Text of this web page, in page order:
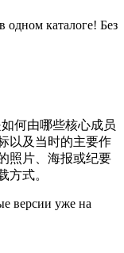
одном каталоге! Без
何由哪些核心成员
以及当时的主要作
照片、海报或纪要
方式。
версии уже на